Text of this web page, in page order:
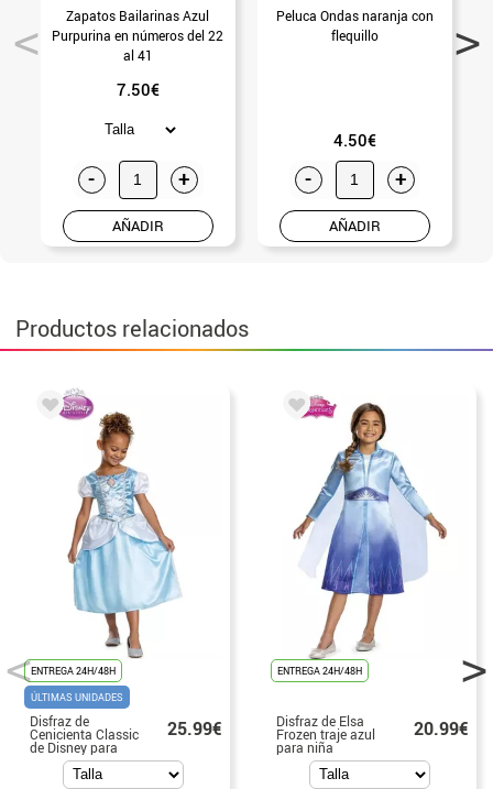
Zapatos Bailarinas Azul
Purpurina en números del 22
al 41
7.50€
- +
AÑADIR
Peluca Ondas naranja con
flequillo
4.50€
- +
AÑADIR
Productos relacionados
ENTREGA 24H/48H
ÚLTIMAS UNIDADES
Disfraz de
Cenicienta Classic
de Disney para
25.99€
ENTREGA 24H/48H
Disfraz de Elsa
Frozen traje azul
para niña
20.99€